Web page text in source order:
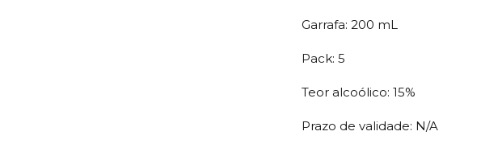
Garrafa: 200 mL
Pack: 5
Teor alcoólico: 15%
Prazo de validade: N/A